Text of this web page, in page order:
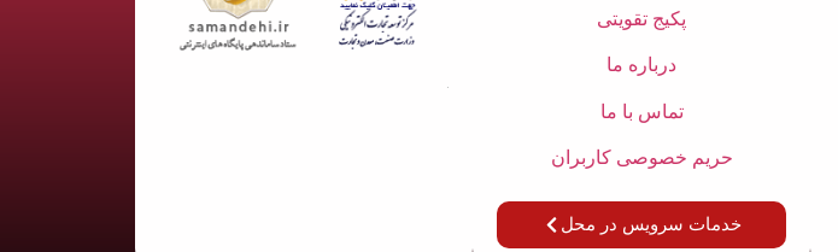
پکیج تقویتی
درباره ما
تماس با ما
حریم خصوصی کاربران
خدمات سرویس در محل